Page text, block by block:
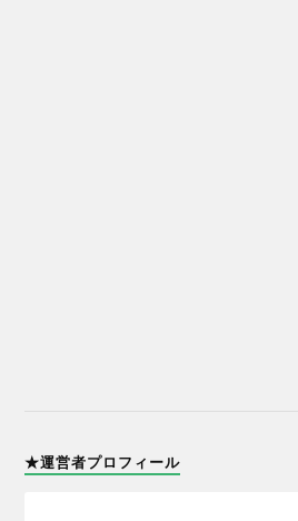
★運営者プロフィール